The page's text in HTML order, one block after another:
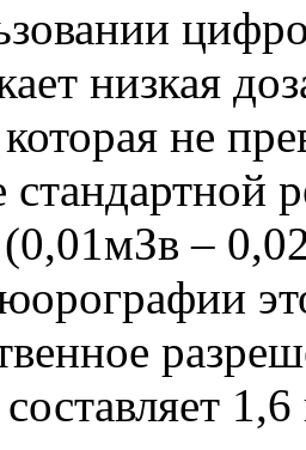
низкая
не
–